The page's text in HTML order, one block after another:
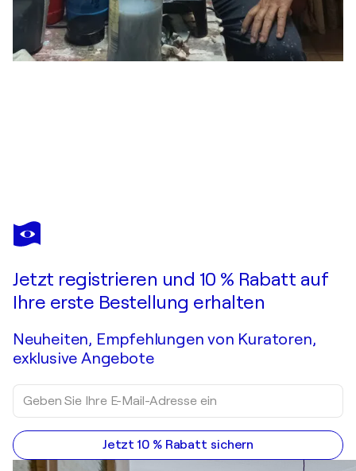
RAFAEL CERDÁ
Blue
Jetzt registrieren und 10 % Rabatt auf
Ihre erste Bestellung erhalten
Neuheiten, Empfehlungen von Kuratoren,
exklusive Angebote
Jetzt 10 % Rabatt sichern